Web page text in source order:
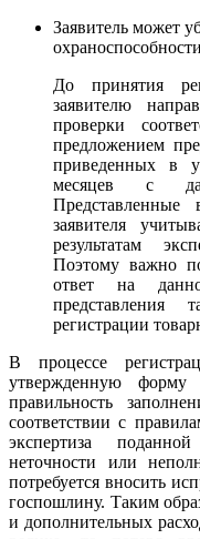
Заявитель может
До принятия
заявителю
проверки
предложением
приведенных в
месяцев с
заявителя
результатам
Поэтому важно
ответ на
представления
регистрации
В процессе
утвержденную
правильность
соответствии с
экспертиза
неточности или
потребуется вносить
госпошлину. Таким
и дополнительных